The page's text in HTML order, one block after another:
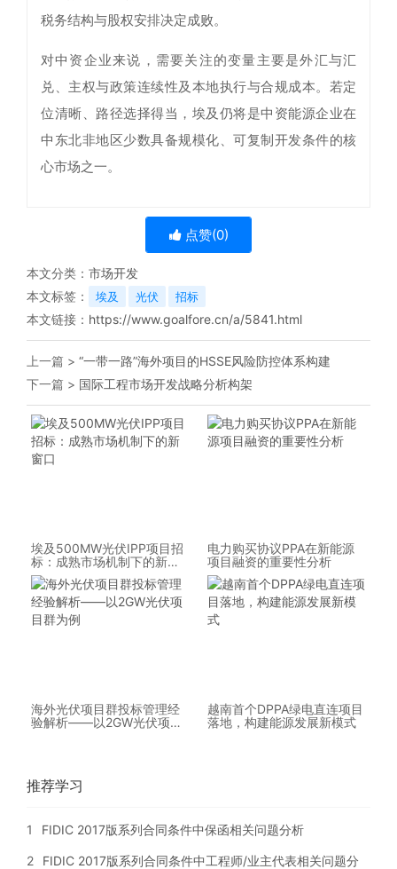
税务结构与股权安排决定成败。
对中资企业来说，需要关注的变量主要是外汇与汇
兑、主权与政策连续性及本地执行与合规成本。若定
位清晰、路径选择得当，埃及仍将是中资能源企业在
中东北非地区少数具备规模化、可复制开发条件的核
心市场之一。
点赞(0)
本文分类： 市场开发
本文标签：
埃及 光伏 招标
本文链接： https://www.goalfore.cn/a/5841.html
上一篇 > “一带一路”海外项目的HSSE风险防控体系构建
下一篇 > 国际工程市场开发战略分析构架
埃及500MW光伏IPP项目招
标：成熟市场机制下的新窗
口
电力购买协议PPA在新能源
项目融资的重要性分析
海外光伏项目群投标管理经
验解析——以2GW光伏项目
越南首个DPPA绿电直连项目
落地，构建能源发展新模式
推荐学习
1 FIDIC 2017版系列合同条件中保函相关问题分析
2
FIDIC 2017版系列合同条件中工程师/业主代表相关问题分